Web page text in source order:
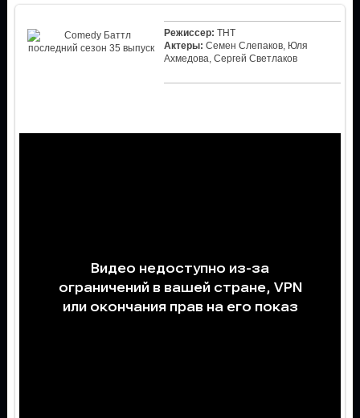
Режиссер: ТНТ
Актеры: Семен Слепаков, Юля
Ахмедова, Сергей Светлаков